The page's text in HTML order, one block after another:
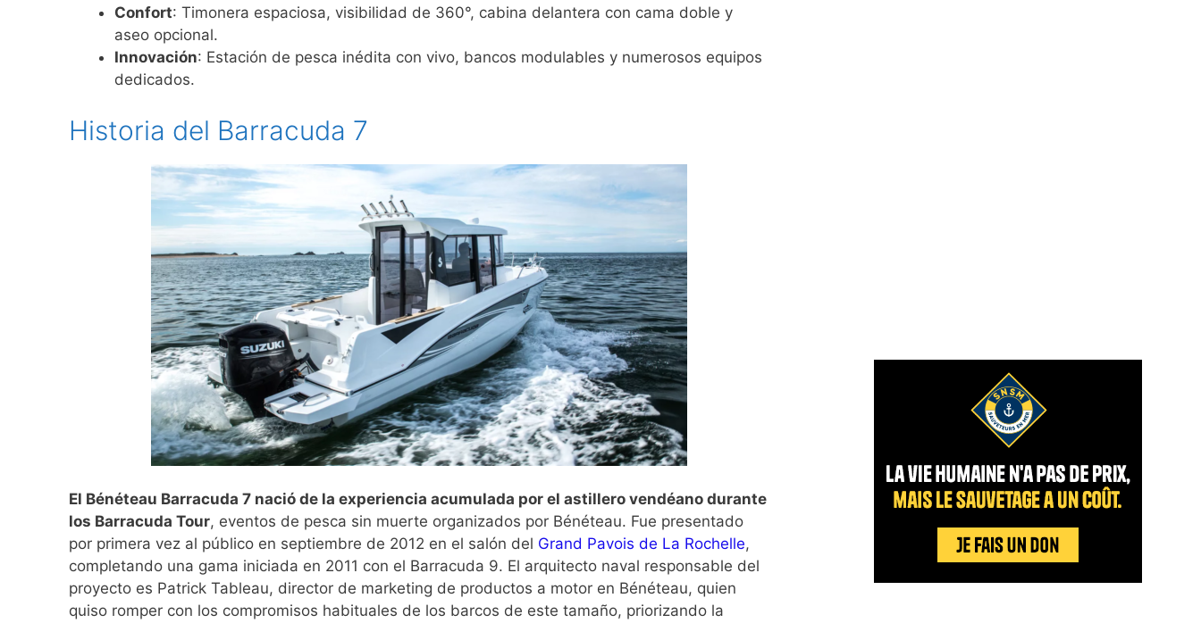
Confort: Timonera espaciosa, visibilidad de 360°, cabina delantera con cama doble y
aseo opcional.
Innovación: Estación de pesca inédita con vivo, bancos modulables y numerosos equipos
dedicados.
Historia del Barracuda 7
El Bénéteau Barracuda 7 nació de la experiencia acumulada por el astillero vendéano durante
los Barracuda Tour, eventos de pesca sin muerte organizados por Bénéteau. Fue presentado
por primera vez al público en septiembre de 2012 en el salón del Grand Pavois de La Rochelle,
completando una gama iniciada en 2011 con el Barracuda 9. El arquitecto naval responsable del
proyecto es Patrick Tableau, director de marketing de productos a motor en Bénéteau, quien
quiso romper con los compromisos habituales de los barcos de este tamaño, priorizando la